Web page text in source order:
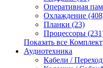
Оперативная
Охлаждение
Планки (23)
Процессоры
Показать все
Аудиотехника
Кабели /